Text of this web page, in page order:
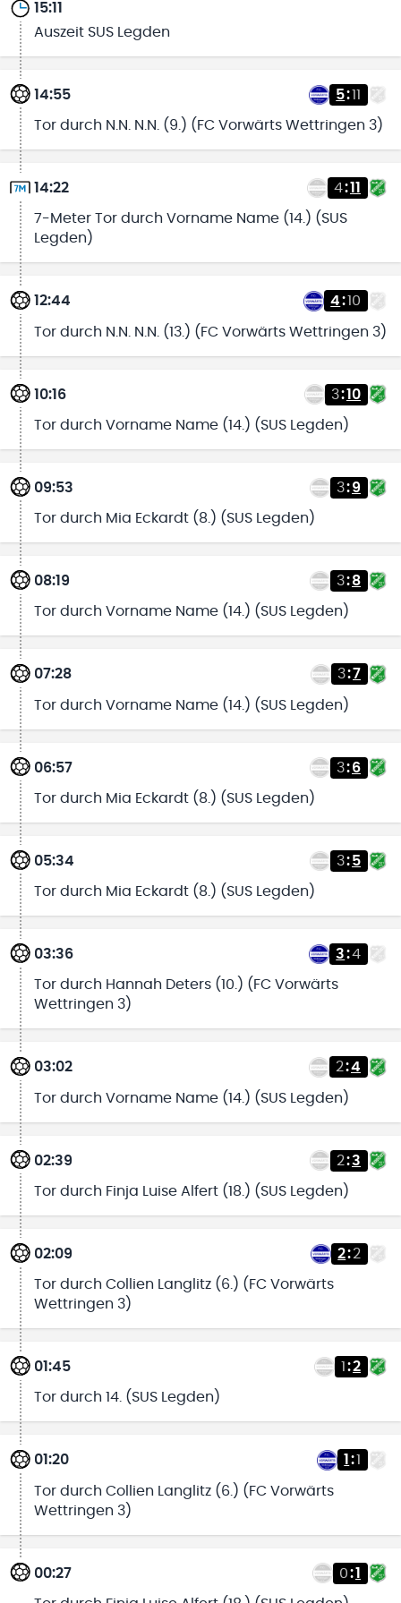
15:11
Auszeit SUS Legden
14:55 5:11
Tor durch N.N. N.N. (9.) (FC Vorwärts Wettringen 3)
14:22 4:11
7-Meter Tor durch Vorname Name (14.) (SUS
Legden)
12:44 4:10
Tor durch N.N. N.N. (13.) (FC Vorwärts Wettringen 3)
10:16 3:10
Tor durch Vorname Name (14.) (SUS Legden)
09:53 3:9
Tor durch Mia Eckardt (8.) (SUS Legden)
08:19 3:8
Tor durch Vorname Name (14.) (SUS Legden)
07:28 3:7
Tor durch Vorname Name (14.) (SUS Legden)
06:57 3:6
Tor durch Mia Eckardt (8.) (SUS Legden)
05:34 3:5
Tor durch Mia Eckardt (8.) (SUS Legden)
03:36 3:4
Tor durch Hannah Deters (10.) (FC Vorwärts
Wettringen 3)
03:02 2:4
Tor durch Vorname Name (14.) (SUS Legden)
02:39 2:3
Tor durch Finja Luise Alfert (18.) (SUS Legden)
02:09 2:2
Tor durch Collien Langlitz (6.) (FC Vorwärts
Wettringen 3)
01:45 1 :2
Tor durch 14. (SUS Legden)
01:20 1 :1
Tor durch Collien Langlitz (6.) (FC Vorwärts
Wettringen 3)
00:27 0:1